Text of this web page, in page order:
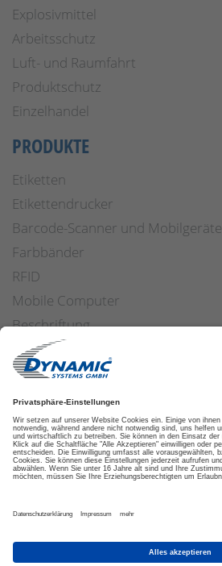
Explosivmittel
Arbeitsschutz
Luft- und Raumfahrt
Produktschutz
Einzelhandel
PRODUKTE
Etiketten
Etikettendrucker
Barcode-Scanner und Mobilgeräte
Farbbänder
RFID
Mobile Computer
Beschriftung
Arbeitssicherheit
Applikatoren
Etiketten Software
ETIKETTENFINDER
DATENSCHUTZ IMPRESSUM